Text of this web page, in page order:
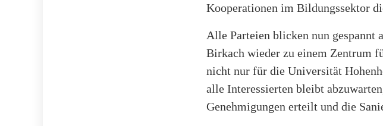
Kooperationen im Bildungssektor
Alle Parteien blicken nun gespannt
Birkach wieder zu einem Zentrum
nicht nur für die Universität
alle Interessierten bleibt
Genehmigungen erteilt und die